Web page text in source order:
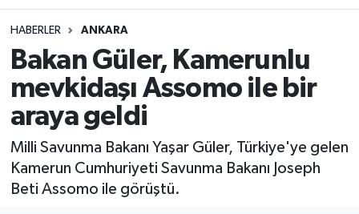
HABERLER ANKARA
Bakan Güler, Kamerunlu
mevkidaşı Assomo ile bir
araya geldi
Milli Savunma Bakanı Yaşar Güler, Türkiye'ye gelen
Kamerun Cumhuriyeti Savunma Bakanı Joseph
Beti Assomo ile görüştü.
Asayiş
Rize Jandarma Komutanlığı
Bilim Teknoloji
Bölge
Advertising news
Merkez Trafik Yoğunluk Haritası
Süper Lig Puan Durumu ve Fikstür
Tüm Manşetler
Son Dakika Haberleri
Haber Arşivi